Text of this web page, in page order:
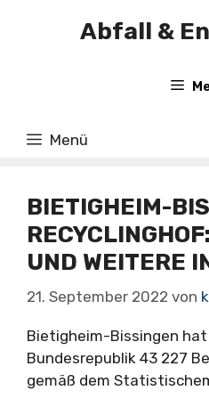
Abfall &
Menü
BIETIGHEIM-
UND WEITERE
21. September 2022 von
Bietigheim-Bissingen
Bundesrepublik 43 227
gemäß dem